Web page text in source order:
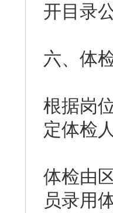
开目录
六、体
根据岗
定体检
体检由
员录用